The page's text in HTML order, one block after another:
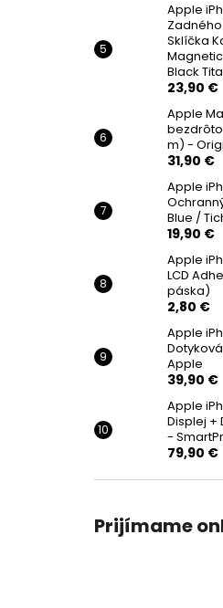
Apple
Sklíčka
Black
23,90 €
Apple
m) -
31,90 €
Apple
Blue /
19,90 €
Apple
LCD
páska)
2,80 €
Apple
Apple
39,90 €
Apple
Displej +
-
79,90 €
Prijímame